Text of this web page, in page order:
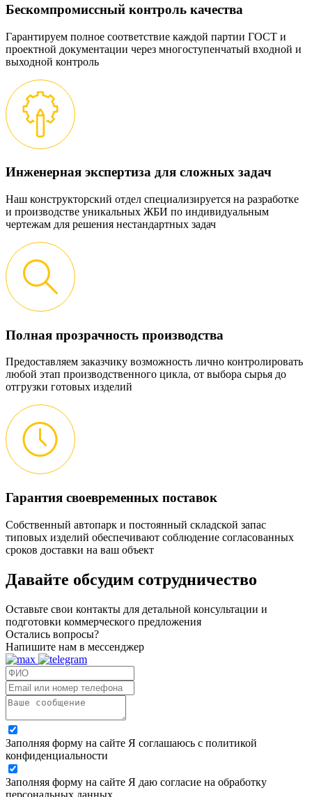
Бескомпромиссный контроль качества
Гарантируем полное соответствие каждой партии ГОСТ и
проектной документации через многоступенчатый входной и
выходной контроль
Инженерная экспертиза для сложных задач
Наш конструкторский отдел специализируется на разработке
и производстве уникальных ЖБИ по индивидуальным
чертежам для решения нестандартных задач
Полная прозрачность производства
Предоставляем заказчику возможность лично контролировать
любой этап производственного цикла, от выбора сырья до
отгрузки готовых изделий
Гарантия своевременных поставок
Собственный автопарк и постоянный складской запас
типовых изделий обеспечивают соблюдение согласованных
сроков доставки на ваш объект
Давайте обсудим сотрудничество
Оставьте свои контакты для детальной консультации и
подготовки коммерческого предложения
Остались вопросы?
Напишите нам в мессенджер
Заполняя форму на сайте Я соглашаюсь с политикой
конфиденциальности
Заполняя форму на сайте Я даю согласие на обработку
персональных данных.